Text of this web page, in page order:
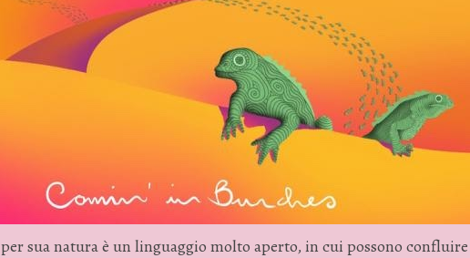
per sua natura è un linguaggio molto aperto, in cui possono confluire